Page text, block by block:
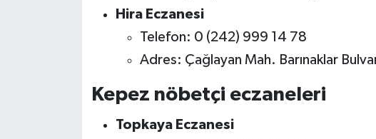
Hira Eczanesi
Telefon: 0 (242) 999 14 78
Adres: Çağlayan Mah. Barınaklar
Kepez nöbetçi eczaneleri
Topkaya Eczanesi